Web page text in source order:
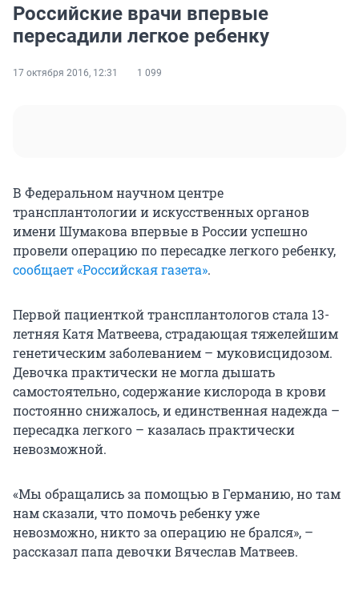
Российские врачи впервые
пересадили легкое ребенку
17 октября 2016, 12:31 1 099
В Федеральном научном центре
трансплантологии и искусственных органов
имени Шумакова впервые в России успешно
провели операцию по пересадке легкого ребенку,
сообщает «Российская газета».
Первой пациенткой трансплантологов стала 13-
летняя Катя Матвеева, страдающая тяжелейшим
генетическим заболеванием – муковисцидозом.
Девочка практически не могла дышать
самостоятельно, содержание кислорода в крови
постоянно снижалось, и единственная надежда –
пересадка легкого – казалась практически
невозможной.
«Мы обращались за помощью в Германию, но там
нам сказали, что помочь ребенку уже
невозможно, никто за операцию не брался», –
рассказал папа девочки Вячеслав Матвеев.